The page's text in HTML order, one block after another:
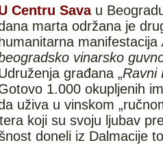
Centru Sava u
marta održana je
humanitarna manifestacija
vinarsko
građana „Ravni
1.000 okupljenih
uživa u vinskom
koji su svoju ljubav
doneli iz Dalmacije